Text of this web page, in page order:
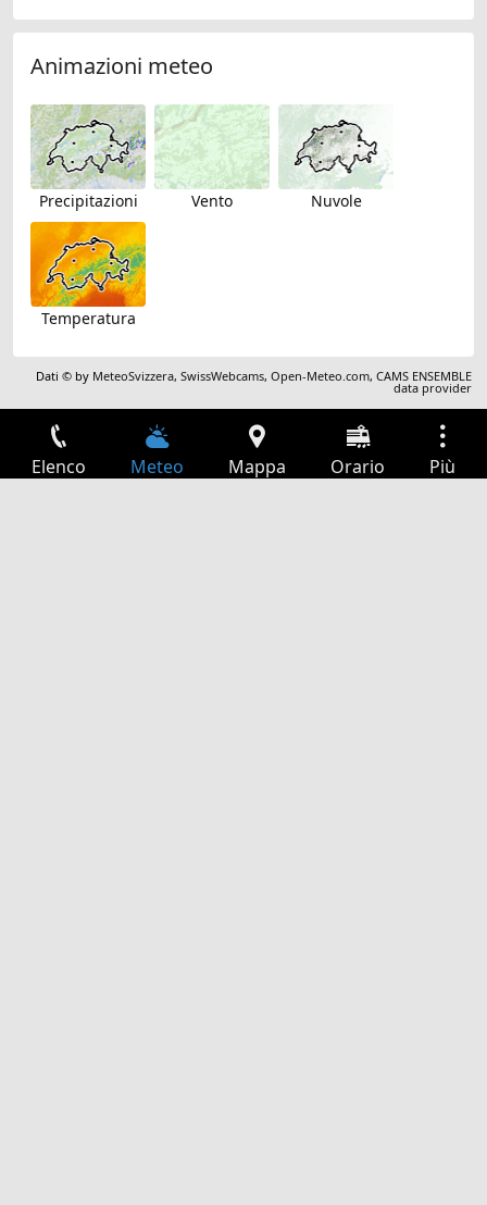
Animazioni meteo
Precipitazioni Vento Nuvole
Temperatura
Dati © by MeteoSvizzera,SwissWebcams,Open-Meteo.com,CAMS ENSEMBLE
data provider
Elenco Meteo Mappa Orario Più